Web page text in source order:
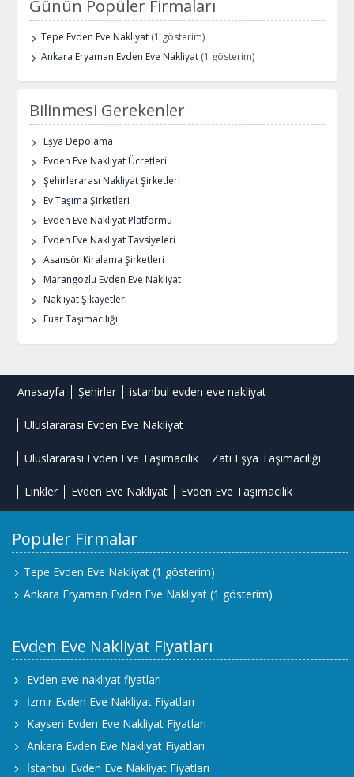
Günün Popüler Firmaları
Tepe Evden Eve Nakliyat (1 gösterim)
Ankara Eryaman Evden Eve Nakliyat (1 gösterim)
Bilinmesi Gerekenler
Eşya Depolama
Evden Eve Nakliyat Ücretleri
Şehirlerarası Nakliyat Şirketleri
Ev Taşıma Şirketleri
Evden Eve Nakliyat Platformu
Evden Eve Nakliyat Tavsiyeleri
Asansör Kiralama Şirketleri
Marangozlu Evden Eve Nakliyat
Nakliyat Şikayetleri
Fuar Taşımacılığı
Anasayfa Şehirler istanbul evden eve nakliyat
Uluslararası Evden Eve Nakliyat
Uluslararası Evden Eve Taşımacılık Zati Eşya Taşımacılığı
Linkler Evden Eve Nakliyat Evden Eve Taşımacılık
Popüler Firmalar
Tepe Evden Eve Nakliyat (1 gösterim)
Ankara Eryaman Evden Eve Nakliyat (1 gösterim)
Evden Eve Nakliyat Fiyatları
Evden eve nakliyat fiyatları
İzmir Evden Eve Nakliyat Fiyatları
Kayseri Evden Eve Nakliyat Fiyatları
Ankara Evden Eve Nakliyat Fiyatları
İstanbul Evden Eve Nakliyat Fiyatları